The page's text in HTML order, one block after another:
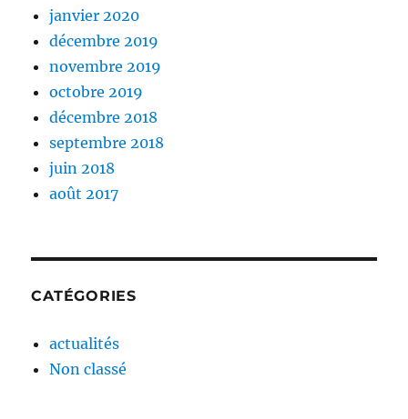
janvier 2020
décembre 2019
novembre 2019
octobre 2019
décembre 2018
septembre 2018
juin 2018
août 2017
CATÉGORIES
actualités
Non classé